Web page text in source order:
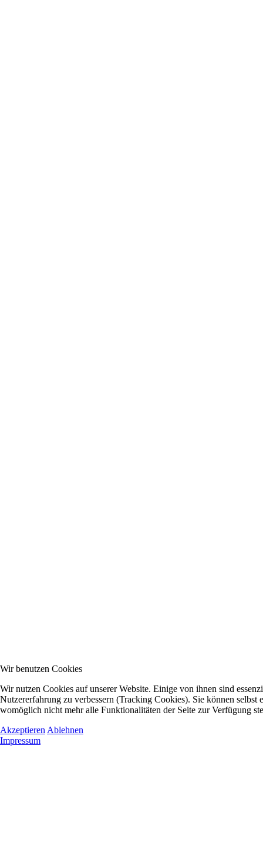
Wir benutzen Cookies
Wir nutzen Cookies auf unserer Website. Einige von ihnen sind
Nutzererfahrung zu verbessern (Tracking Cookies). Sie können
womöglich nicht mehr alle Funktionalitäten der Seite zur Verfügung
Akzeptieren Ablehnen
Impressum